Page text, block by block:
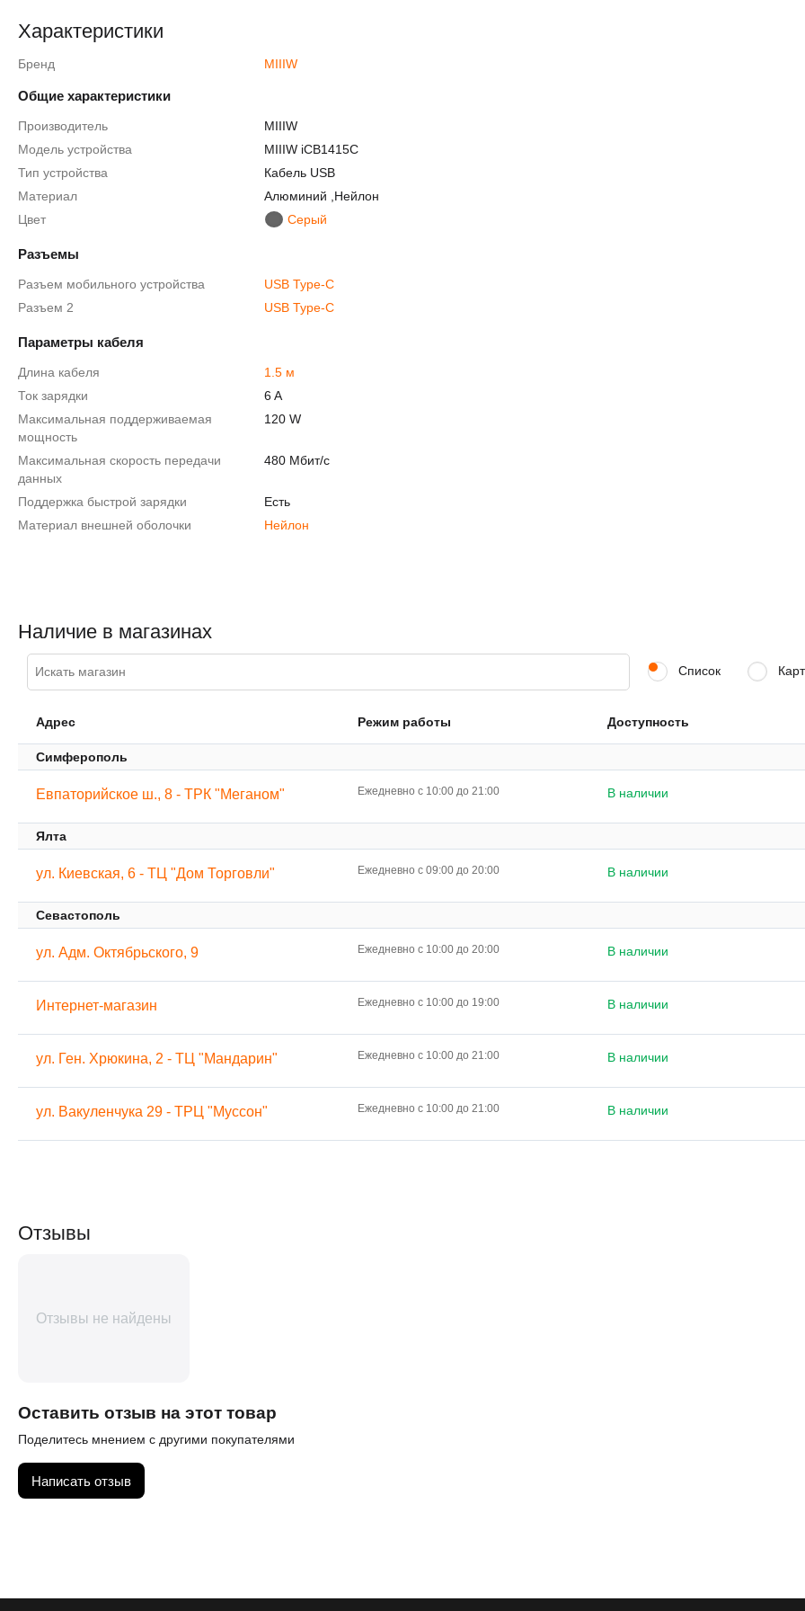
Характеристики
Бренд MIIIW
Общие характеристики
Производитель
MIIIW
Модель устройства
MIIIW iCB1415C
Тип устройства
Кабель USB
Материал
Алюминий
Нейлон
Цвет
Серый
Разъемы
Разъем мобильного устройства
USB Type-C
Разъем 2
USB Type-C
Параметры кабеля
Длина кабеля
1.5 м
Ток зарядки
6 A
Максимальная поддерживаемая
мощность
120 W
Максимальная скорость передачи
данных
480 Мбит/с
Поддержка быстрой зарядки
Есть
Материал внешней оболочки
Нейлон
Наличие в магазинах
Список
Адрес Режим работы Доступность
Симферополь
Евпаторийское ш., 8 - ТРК "Меганом" Ежедневно с 10:00 до 21:00 В наличии
Ялта
ул. Киевская, 6 - ТЦ "Дом Торговли" Ежедневно с 09:00 до 20:00 В наличии
Севастополь
ул. Адм. Октябрьского, 9 Ежедневно с 10:00 до 20:00 В наличии
Интернет-магазин Ежедневно с 10:00 до 19:00 В наличии
ул. Ген. Хрюкина, 2 - ТЦ "Мандарин" Ежедневно с 10:00 до 21:00 В наличии
ул. Вакуленчука 29 - ТРЦ "Муссон" Ежедневно с 10:00 до 21:00 В наличии
Отзывы
Отзывы не найдены
Оставить отзыв на этот товар
Поделитесь мнением с другими покупателями
Написать отзыв